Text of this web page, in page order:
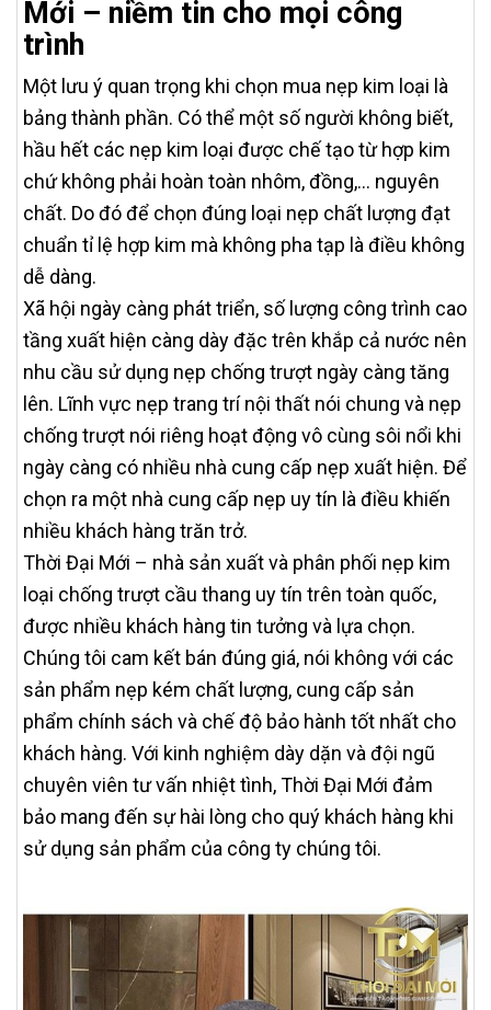
Mới – niềm tin cho mọi công
trình
Một lưu ý quan trọng khi chọn mua nẹp kim loại là
bảng thành phần. Có thể một số người không biết,
hầu hết các nẹp kim loại được chế tạo từ hợp kim
chứ không phải hoàn toàn nhôm, đồng,… nguyên
chất. Do đó để chọn đúng loại nẹp chất lượng đạt
chuẩn tỉ lệ hợp kim mà không pha tạp là điều không
dễ dàng.
Xã hội ngày càng phát triển, số lượng công trình cao
tầng xuất hiện càng dày đặc trên khắp cả nước nên
nhu cầu sử dụng nẹp chống trượt ngày càng tăng
lên. Lĩnh vực nẹp trang trí nội thất nói chung và nẹp
chống trượt nói riêng hoạt động vô cùng sôi nổi khi
ngày càng có nhiều nhà cung cấp nẹp xuất hiện. Để
chọn ra một nhà cung cấp nẹp uy tín là điều khiến
nhiều khách hàng trăn trở.
Thời Đại Mới – nhà sản xuất và phân phối nẹp kim
loại chống trượt cầu thang uy tín trên toàn quốc,
được nhiều khách hàng tin tưởng và lựa chọn.
Chúng tôi cam kết bán đúng giá, nói không với các
sản phẩm nẹp kém chất lượng, cung cấp sản
phẩm chính sách và chế độ bảo hành tốt nhất cho
khách hàng. Với kinh nghiệm dày dặn và đội ngũ
chuyên viên tư vấn nhiệt tình, Thời Đại Mới đảm
bảo mang đến sự hài lòng cho quý khách hàng khi
sử dụng sản phẩm của công ty chúng tôi.